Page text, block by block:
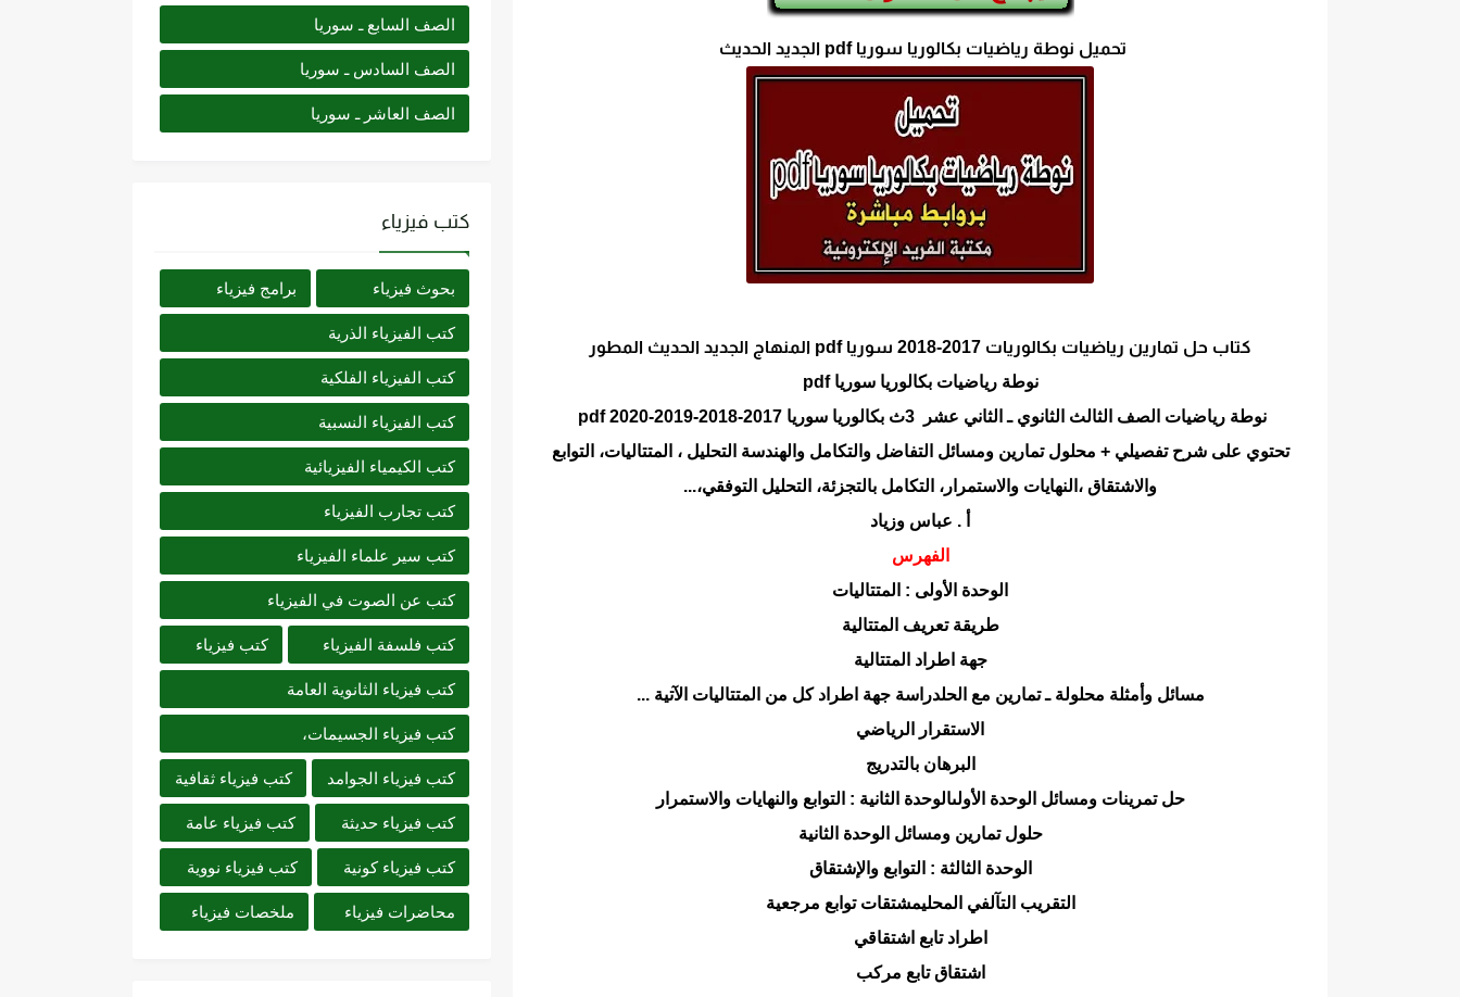
تحميل نوطة رياضيات بكالوريا سوريا pdf الجديد الحديث
كتاب حل تمارين رياضيات بكالوريات 2017-2018 سوريا pdf المنهاج الجديد الحديث المطور
نوطة رياضيات بكالوريا سوريا pdf
نوطة رياضيات الصف الثالث الثانوي ـ الثاني عشر 3ث بكالوريا سوريا 2017-2018-2019-2020 pdf
تحتوي على شرح تفصيلي + محلول تمارين ومسائل التفاضل والتكامل والهندسة التحليل ، المتتاليات، التوابع
والاشتقاق ،النهايات والاستمرار، التكامل بالتجزئة، التحليل التوفقي،...
أ . عباس وزياد
الفهرس
الوحدة الأولى : المتتاليات
طريقة تعريف المتتالية
جهة اطراد المتتالية
مسائل وأمثلة محلولة ـ تمارين مع الحلدراسة جهة اطراد كل من المتتاليات الآتية ...
الاستقرار الرياضي
البرهان بالتدريج
حل تمرينات ومسائل الوحدة الأولىالوحدة الثانية : التوابع والنهايات والاستمرار
حلول تمارين ومسائل الوحدة الثانية
الوحدة الثالثة : التوابع والإشتقاق
التقريب التآلفي المحليمشتقات توابع مرجعية
اطراد تابع اشتقاقي
اشتقاق تابع مركب
الصف السابع ـ سوريا
الصف السادس ـ سوريا
الصف العاشر ـ سوريا
كتب فيزياء
بحوث فيزياء برامج فيزياء
كتب الفيزياء الذرية
كتب الفيزياء الفلكية
كتب الفيزياء النسبية
كتب الكيمياء الفيزيائية
كتب تجارب الفيزياء
كتب سير علماء الفيزياء
كتب عن الصوت في الفيزياء
كتب فلسفة الفيزياء كتب فيزياء
كتب فيزياء الثانوية العامة
كتب فيزياء الجسيمات،
كتب فيزياء الجوامد كتب فيزياء ثقافية
كتب فيزياء حديثة كتب فيزياء عامة
كتب فيزياء كونية كتب فيزياء نووية
محاضرات فيزياء ملخصات فيزياء